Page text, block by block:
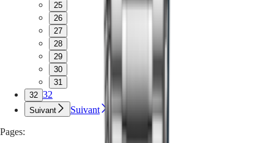
25
26
27
28
29
30
31
32 32
Suivant Suivant
Pages: